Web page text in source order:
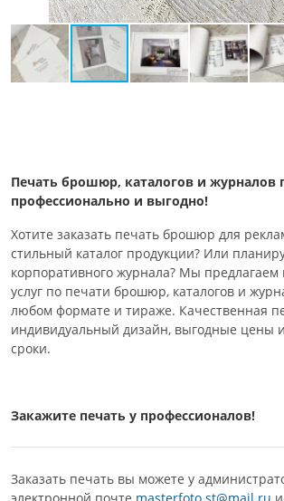
Печать брошюр, каталогов и журналов
профессионально и выгодно!
Хотите заказать печать брошюр для
стильный каталог продукции? Или
корпоративного журнала? Мы предлагаем
услуг по печати брошюр, каталогов и
любом формате и тираже. Качественная
индивидуальный дизайн, выгодные цены
сроки.
Закажите печать у профессионалов!
Заказать печать вы можете у
электронной почте masterfoto.st@mail.ru